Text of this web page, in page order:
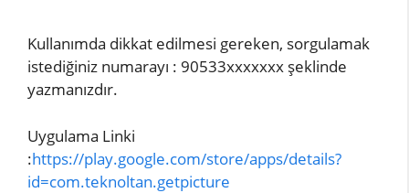
Kullanımda dikkat edilmesi gereken, sorgulamak
istediğiniz numarayı : 90533xxxxxxx şeklinde
yazmanızdır.
Uygulama Linki
:https://play.google.com/store/apps/details?
id=com.teknoltan.getpicture